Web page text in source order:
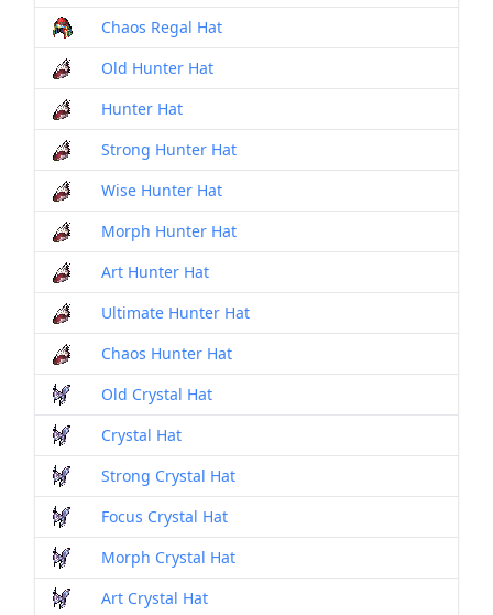
Chaos Regal Hat
Old Hunter Hat
Hunter Hat
Strong Hunter Hat
Wise Hunter Hat
Morph Hunter Hat
Art Hunter Hat
Ultimate Hunter Hat
Chaos Hunter Hat
Old Crystal Hat
Crystal Hat
Strong Crystal Hat
Focus Crystal Hat
Morph Crystal Hat
Art Crystal Hat